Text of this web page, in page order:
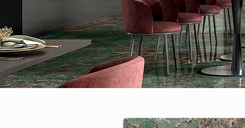
von den